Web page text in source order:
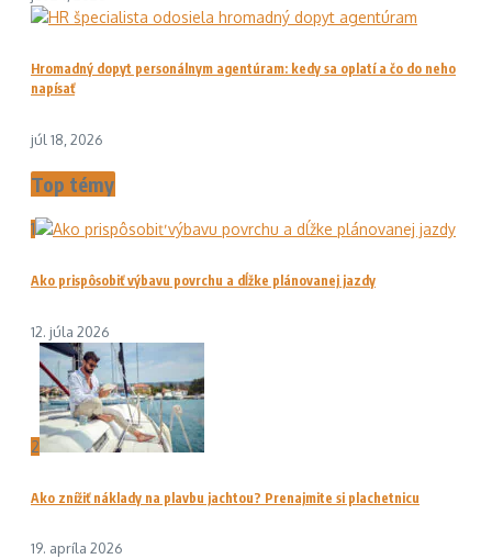
Hromadný dopyt personálnym agentúram: kedy sa oplatí a čo do neho
napísať
júl 18, 2026
Top témy
1
Ako prispôsobiť výbavu povrchu a dĺžke plánovanej jazdy
12. júla 2026
2
Ako znížiť náklady na plavbu jachtou? Prenajmite si plachetnicu
19. apríla 2026